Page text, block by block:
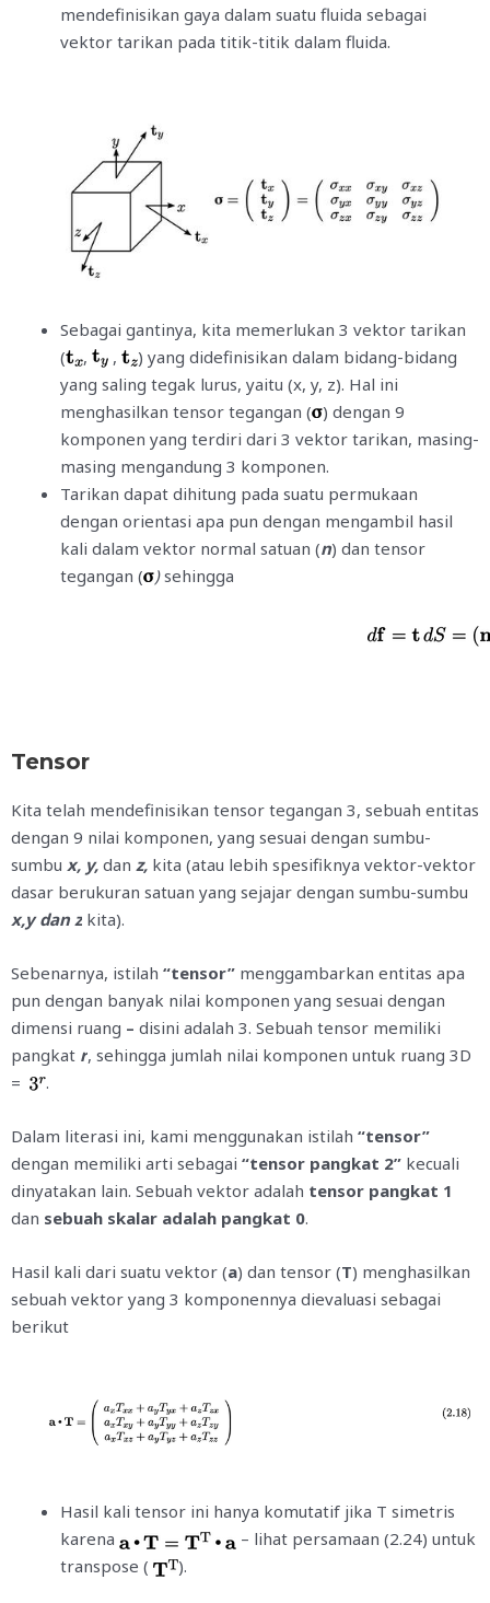
mendefinisikan gaya dalam suatu fluida sebagai
vektor tarikan pada titik-titik dalam fluida.
Sebagai gantinya, kita memerlukan 3 vektor tarikan
(
, ,
) yang didefinisikan dalam bidang-bidang
yang saling tegak lurus, yaitu (x, y, z). Hal ini
menghasilkan tensor tegangan ( ) dengan 9
komponen yang terdiri dari 3 vektor tarikan, masing-
masing mengandung 3 komponen.
Tarikan dapat dihitung pada suatu permukaan
dengan orientasi apa pun dengan mengambil hasil
kali dalam vektor normal satuan (n) dan tensor
tegangan (
)sehingga
Tensor
Kita telah mendefinisikan tensor tegangan 3, sebuah entitas
dengan 9 nilai komponen, yang sesuai dengan sumbu-
sumbu x, y, dan z, kita (atau lebih spesifiknya vektor-vektor
dasar berukuran satuan yang sejajar dengan sumbu-sumbu
x,y dan z kita).
Sebenarnya, istilah “tensor” menggambarkan entitas apa
pun dengan banyak nilai komponen yang sesuai dengan
dimensi ruang – disini adalah 3. Sebuah tensor memiliki
pangkat r, sehingga jumlah nilai komponen untuk ruang 3D
=
.
Dalam literasi ini, kami menggunakan istilah “tensor”
dengan memiliki arti sebagai “tensor pangkat 2” kecuali
dinyatakan lain. Sebuah vektor adalah tensor pangkat 1
dan sebuah skalar adalah pangkat 0.
Hasil kali dari suatu vektor (a) dan tensor (T) menghasilkan
sebuah vektor yang 3 komponennya dievaluasi sebagai
berikut
Hasil kali tensor ini hanya komutatif jika T simetris
karena
– lihat persamaan (2.24) untuk
transpose (
).